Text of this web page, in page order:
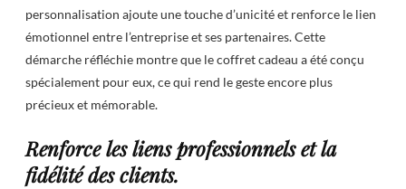
personnalisation ajoute une touche d’unicité et renforce le lien
émotionnel entre l’entreprise et ses partenaires. Cette
démarche réfléchie montre que le coffret cadeau a été conçu
spécialement pour eux, ce qui rend le geste encore plus
précieux et mémorable.
Renforce les liens professionnels et la
fidélité des clients.